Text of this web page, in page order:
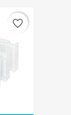
favorite_border